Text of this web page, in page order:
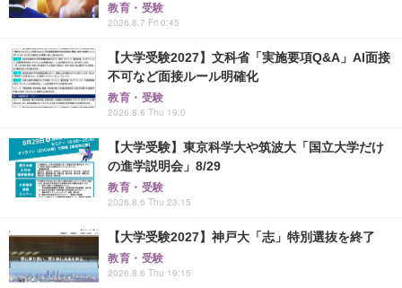
教育・受験
2026.8.7 Fri 0:45
【大学受験2027】文科省「実施要項Q&A」AI面接
不可など面接ルール明確化
教育・受験
2026.8.6 Thu 19:0
【大学受験】東京科学大や筑波大「国立大学だけ
の進学説明会」8/29
教育・受験
2026.8.6 Thu 23:15
【大学受験2027】神戸大「志」特別選抜を終了
教育・受験
2026.8.6 Thu 19:15